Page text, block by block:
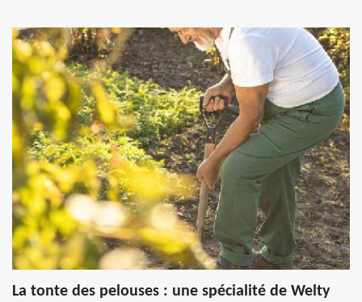
La tonte des pelouses : une spécialité de Welty